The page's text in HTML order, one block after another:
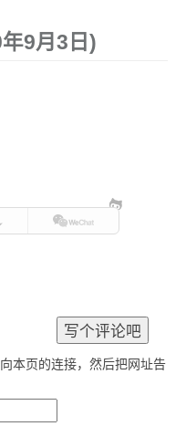
9月3日)
本页的连接，然后把网址告